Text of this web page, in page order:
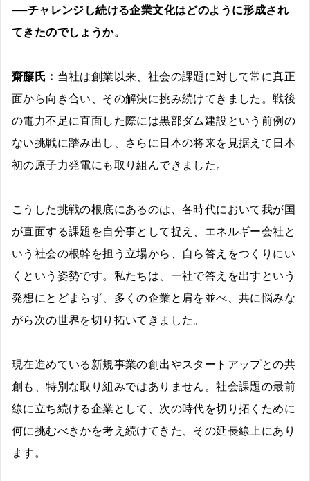
──チャレンジし続ける企業文化はどのように形成され
てきたのでしょうか。
齋藤氏： 当社は創業以来、社会の課題に対して常に真正
面から向き合い、その解決に挑み続けてきました。戦後
の電力不足に直面した際には黒部ダム建設という前例の
ない挑戦に踏み出し、さらに日本の将来を見据えて日本
初の原子力発電にも取り組んできました。
こうした挑戦の根底にあるのは、各時代において我が国
が直面する課題を自分事として捉え、エネルギー会社と
いう社会の根幹を担う立場から、自ら答えをつくりにい
くという姿勢です。私たちは、一社で答えを出すという
発想にとどまらず、多くの企業と肩を並べ、共に悩みな
がら次の世界を切り拓いてきました。
現在進めている新規事業の創出やスタートアップとの共
創も、特別な取り組みではありません。社会課題の最前
線に立ち続ける企業として、次の時代を切り拓くために
何に挑むべきかを考え続けてきた、その延長線上にあり
ます。